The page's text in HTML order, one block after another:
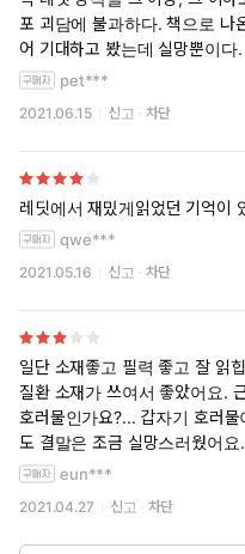
포 괴담에 불과하다. 책으로 나
어 기대하고 봤는데 실망뿐이다.
pet***
2021.06.15 신고 차단
레딧에서 재밌게읽었던 기억이
qwe***
2021.05.16 신고 차단
일단 소재좋고 필력 좋고 잘 읽
질환 소재가 쓰여서 좋았어요.
호러물인가요?... 갑자기 호러
도 결말은 조금 실망스러웠어요.
eun***
2021.04.27 신고 차단